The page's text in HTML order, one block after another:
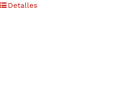
Detalles